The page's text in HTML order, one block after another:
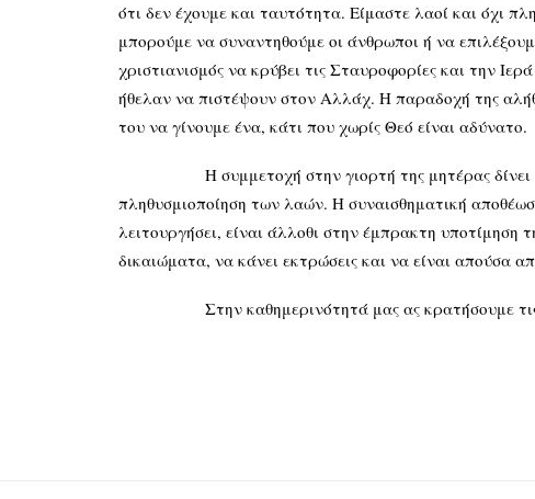
ότι δεν έχουμε και ταυτότητα. Είμαστε λαοί και όχι
μπορούμε να συναντηθούμε οι άνθρωποι ή να
χριστιανισμός να κρύβει τις Σταυροφορίες και την
ήθελαν να πιστέψουν στον Αλλάχ. Η παραδοχή της
του να γίνουμε ένα, κάτι που χωρίς Θεό είναι αδύνατο.
Η συμμετοχή στην γιορτή της μητέρας δίνει
πληθυσμιοποίηση των λαών. Η συναισθηματική
λειτουργήσει, είναι άλλοθι στην έμπρακτη
δικαιώματα, να κάνει εκτρώσεις και να είναι απούσα
Στην καθημερινότητά μας ας κρατήσουμε